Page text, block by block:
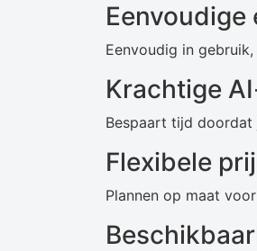
Eenvoudig in
Krachtige
Bespaart tijd
Flexibele
Plannen op maat